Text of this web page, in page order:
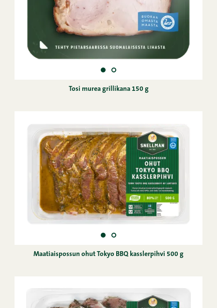
Tosi murea grillikana 150 g
Maatiaispossun ohut Tokyo BBQ kasslerpihvi 500 g